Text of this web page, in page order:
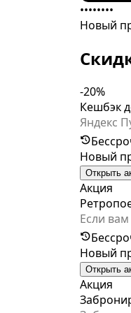
••••••••
Новый
-20%
Кешбэк
Яндекс
Кешбэк
уже ждёт пользователей
которых
Новый
Открыть
Акция
Если
которые
Новый
Открыть
Акция